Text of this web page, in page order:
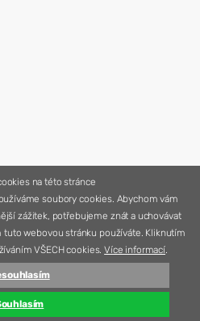
na této stránce
soubory cookies. Abychom vám
zážitek, potřebujeme znát a uchovávat
webovou stránku používáte. Kliknutím
VŠECH cookies.Více informací.